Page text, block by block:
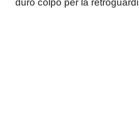
duro colpo per la